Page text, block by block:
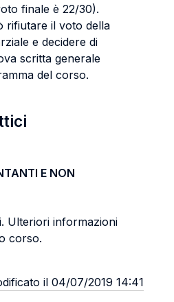
finale è 22/30).
rifiutare il voto della
e decidere di
scritta generale
del corso.
E NON
Ulteriori informazioni
corso.
il 04/07/2019 14:41